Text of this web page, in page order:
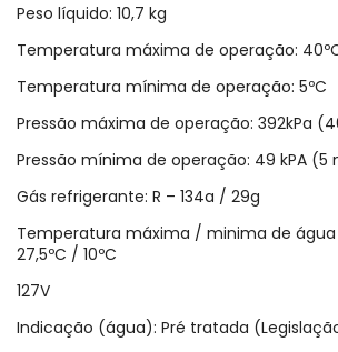
Peso líquido: 10,7 kg
Temperatura máxima de operação:
Temperatura mínima de operação: 5ºC
Pressão máxima de operação: 392kPa
Pressão mínima de operação: 49 kPA (5
Gás refrigerante: R – 134a / 29g
Temperatura máxima / minima de
27,5ºC / 10ºC
127V
Indicação (água): Pré tratada